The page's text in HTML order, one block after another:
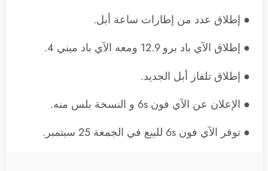
● إطلاق عدد من إطارات ساعة أبل.
● إطلاق الآي باد برو 12.9 ومعه الآي باد ميني 4.
● إطلاق تلفاز أبل الجديد.
● الإعلان عن الآي فون 6s و النسخة بلس منه.
● توفر الآي فون 6s للبيع في الجمعة 25 سبتمبر.